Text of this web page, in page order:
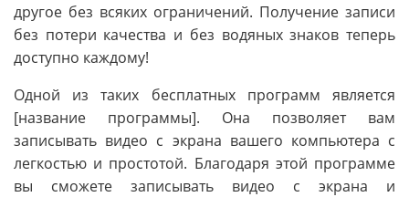
другое без всяких ограничений. Получение записи
без потери качества и без водяных знаков теперь
доступно каждому!
Одной из таких бесплатных программ является
[название программы]. Она позволяет вам
записывать видео с экрана вашего компьютера с
легкостью и простотой. Благодаря этой программе
вы сможете записывать видео с экрана и